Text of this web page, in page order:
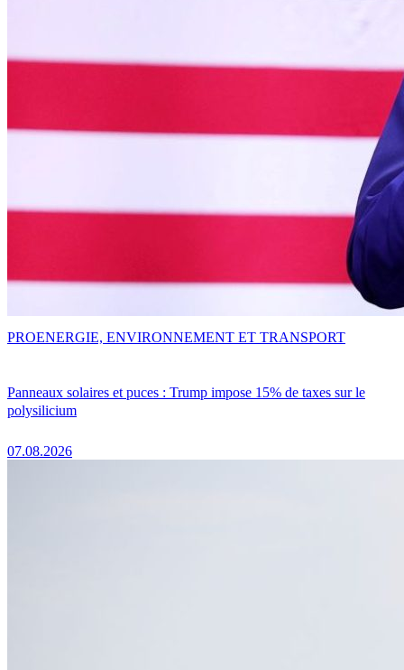
Panneaux solaires et puces : Trump impose 15% de taxes sur le
polysilicium
07.08.2026
PROENERGIE, ENVIRONNEMENT ET TRANSPORT